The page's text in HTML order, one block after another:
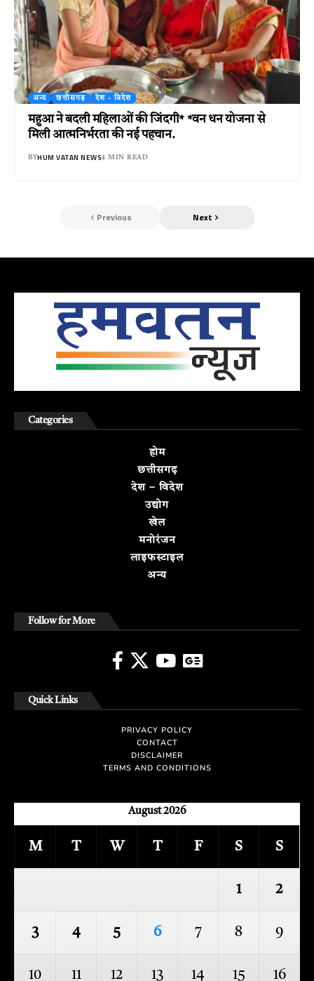
अन्य छत्तीसगढ़ देश - विदेश
महुआ ने बदली महिलाओं की जिंदगी* *वन धन योजना से
मिली आत्मनिर्भरता की नई पहचान.
BYHUM VATAN NEWS4 MIN READ
Previous Next
Categories
होम
छत्तीसगढ़
देश – विदेश
उद्योग
खेल
मनोरंजन
लाइफस्टाइल
अन्य
Follow for More
Quick Links
PRIVACY POLICY
CONTACT
DISCLAIMER
TERMS AND CONDITIONS
August 2026
M T W T F S S
1 2
3 4 5 6 7 8 9
10 11 12 13 14 15 16